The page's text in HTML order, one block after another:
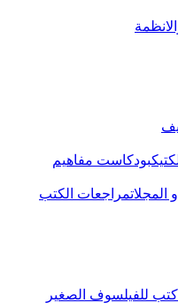
بودكاست مفاهيم
المجلاتمراجعات الكتب
اكتب للفيلسوف الصغير